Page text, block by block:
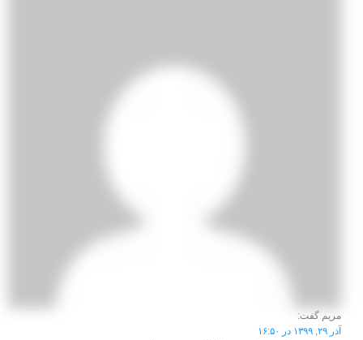
مریم گفت:
آذر ۲۹, ۱۳۹۹ در ۱۶:۵۰